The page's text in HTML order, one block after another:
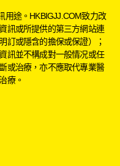
用途。HKBIGJJ.COM致力改
訊或所提供的第三方網站連
訂或隱含的擔保或保證）；
訊並不構成對一般情况或任
或治療，亦不應取代專業醫
療。